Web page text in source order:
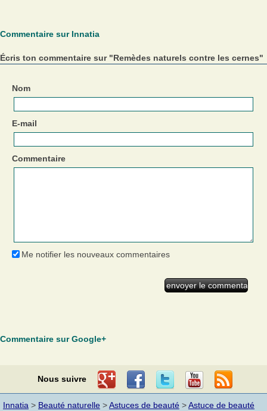
Commentaire sur Innatia
Écris ton commentaire sur "Remèdes naturels contre les cernes"
Nom
E-mail
Commentaire
Me notifier les nouveaux commentaires
Commentaire sur Google+
Nous suivre
Innatia > Beauté naturelle >Astuces de beauté >Astuce de beauté